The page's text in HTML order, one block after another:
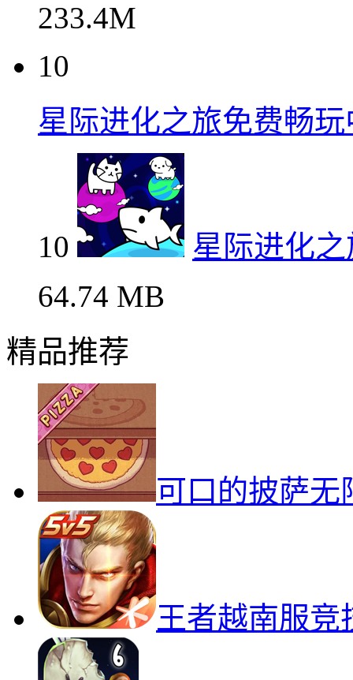
233.4M
10
星际进化之旅免费畅
10
星际进化
64.74 MB
精品推荐
可口的披萨无
王者越南服竞